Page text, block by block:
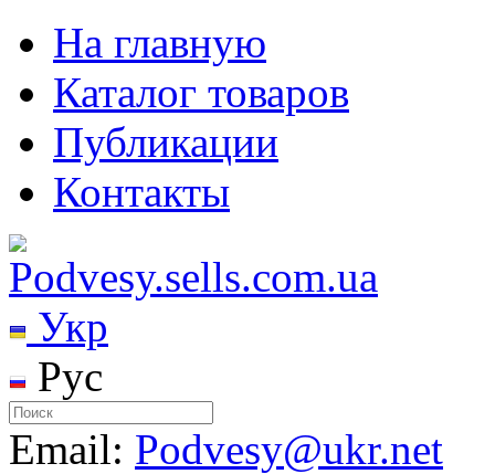
На главную
Каталог товаров
Публикации
Контакты
Укр
Рус
Email: Podvesy@ukr.net